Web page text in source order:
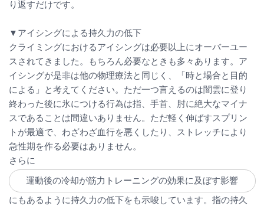
り返すだけです。
▼アイシングによる持久力の低下
クライミングにおけるアイシングは必要以上にオーバーユー
スされてきました。もちろん必要なときも多々あります。ア
イシングが是非は他の物理療法と同じく、「時と場合と目的
による」と考えてください。ただ一つ言えるのは闇雲に登り
終わった後に氷につける行為は指、手首、肘に絶大なマイナ
スであることは間違いありません。ただ軽く伸ばすスプリン
トが最適で、わざわざ血行を悪くしたり、ストレッチにより
急性期を作る必要はありません。
さらに
運動後の冷却が筋力トレーニングの効果に及ぼす影響
にもあるように持久力の低下をも示唆しています。指の持久